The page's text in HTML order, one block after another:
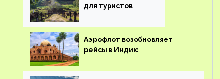
для туристов
Аэрофлот возобновляет
рейсы в Индию